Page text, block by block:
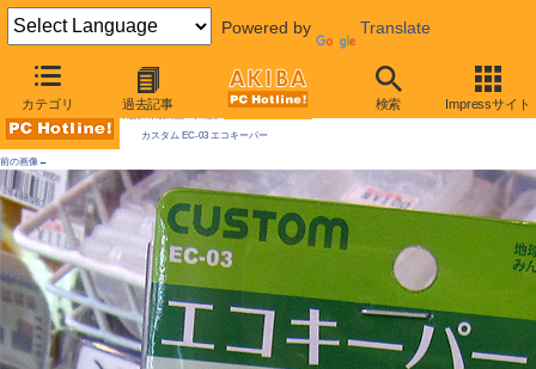
Powered by Translate
カテゴリ 過去記事 検索 Impressサイト
AKIBA PC Hotline! 2010年9月4日号
カスタム EC-03 エコキーパー
前の画像←